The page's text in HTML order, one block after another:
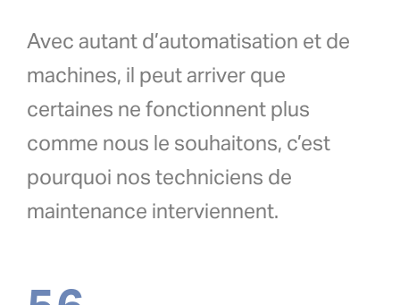
Avec autant d’automatisation et de
machines, il peut arriver que
certaines ne fonctionnent plus
comme nous le souhaitons, c’est
pourquoi nos techniciens de
maintenance interviennent.